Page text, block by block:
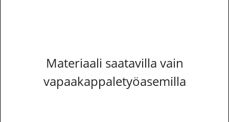
Materiaali saatavilla vain
vapaakappaletyöasemilla